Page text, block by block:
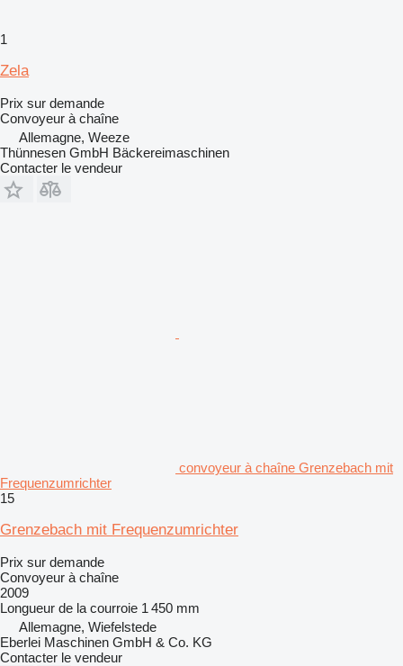
1
Zela
Prix sur demande
Convoyeur à chaîne
Allemagne, Weeze
Thünnesen GmbH Bäckereimaschinen
Contacter le vendeur
convoyeur à chaîne Grenzebach mit
Frequenzumrichter
15
Grenzebach mit Frequenzumrichter
Prix sur demande
Convoyeur à chaîne
2009
Longueur de la courroie 1 450 mm
Allemagne, Wiefelstede
Eberlei Maschinen GmbH & Co. KG
Contacter le vendeur